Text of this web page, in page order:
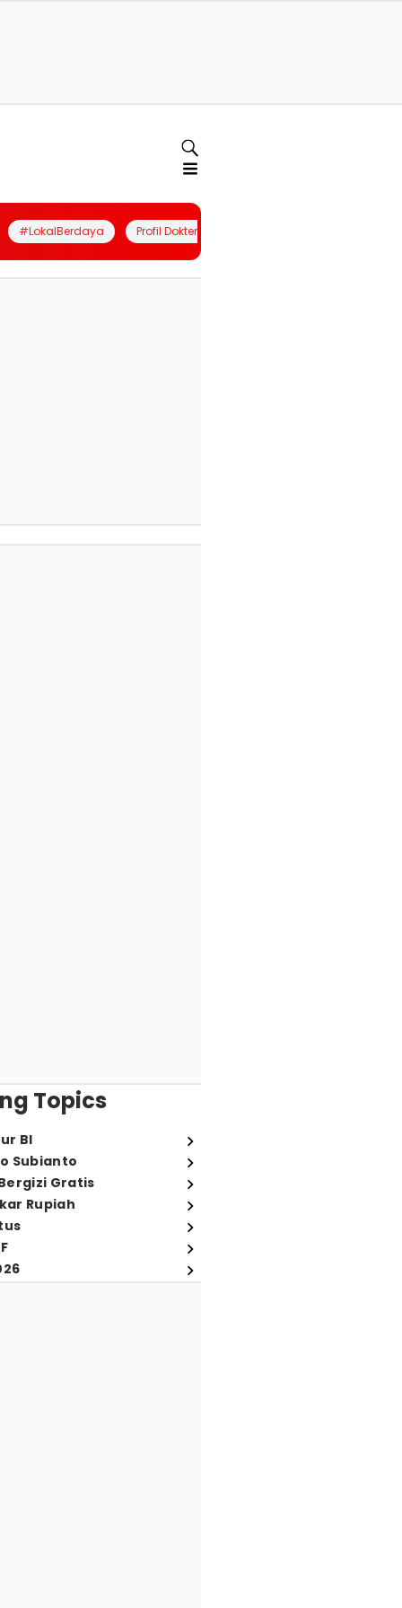
#LokalBerdaya Profil Dokter
Topics
BI
Subianto
Gratis
Rupiah